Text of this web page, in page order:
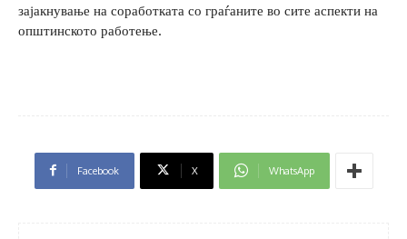
зајакнување на соработката со граѓаните во сите аспекти на
општинското работење.
Facebook X WhatsApp